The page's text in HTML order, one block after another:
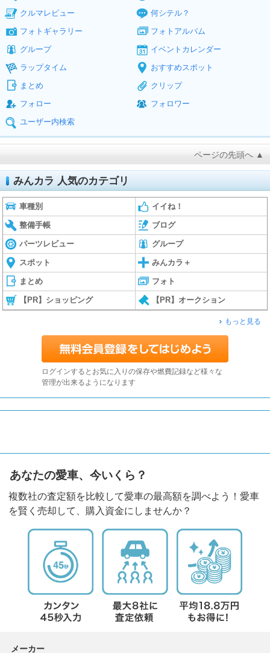
クルマレビュー
何シテル？
フォトギャラリー
フォトアルバム
グループ
イベントカレンダー
ラップタイム
おすすめスポット
まとめ
クリップ
フォロー
フォロワー
ユーザー内検索
ページの先頭へ ▲
みんカラ 人気のカテゴリ
車種別 イイね！
整備手帳 ブログ
パーツレビュー グループ
スポット みんカラ＋
まとめ フォト
【PR】ショッピング 【PR】オークション
もっと見る
ログインするとお気に入りの保存や燃費記録など様々な
管理が出来るようになります
あなたの愛車、今いくら？
複数社の査定額を比較して愛車の最高額を調べよう！愛車
を賢く売却して、購入資金にしませんか？
メーカー